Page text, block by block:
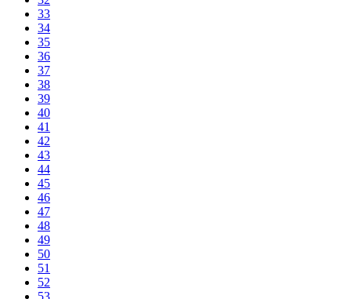
33
34
35
36
37
38
39
40
41
42
43
44
45
46
47
48
49
50
51
52